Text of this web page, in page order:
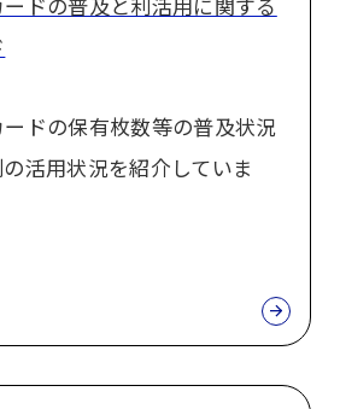
ドの保有枚数等の普及状況
活用状況を紹介していま